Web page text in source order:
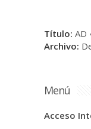
Título: AD
Archivo:
Menú
Acceso